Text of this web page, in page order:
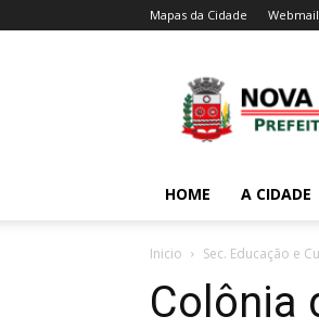
Mapas da Cidade Webmail
HOME A CIDADE
Inicio Sec. Educação e
Colônia